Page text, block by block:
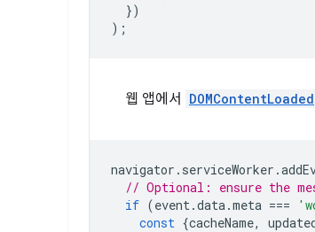
})
);
웹 앱에서 DOMContentLoaded
navigator . serviceWorker .
// Optional: ensure the
if (event.data.meta ===
const {cacheName,